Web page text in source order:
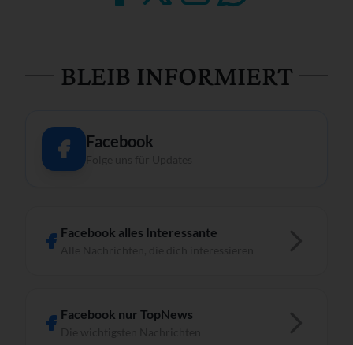
BLEIB INFORMIERT
Facebook
Facebook alles Interessante
Facebook nur TopNews